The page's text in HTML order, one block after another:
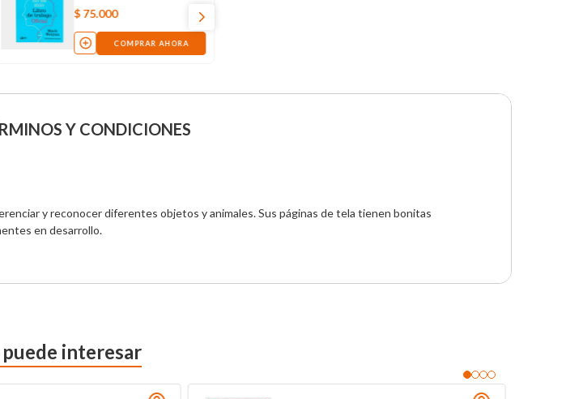
$ 75.000
COMPRAR AHORA
Y CONDICIONES
y reconocer diferentes objetos y animales. Sus páginas de tela tienen bonitas
en desarrollo.
interesar